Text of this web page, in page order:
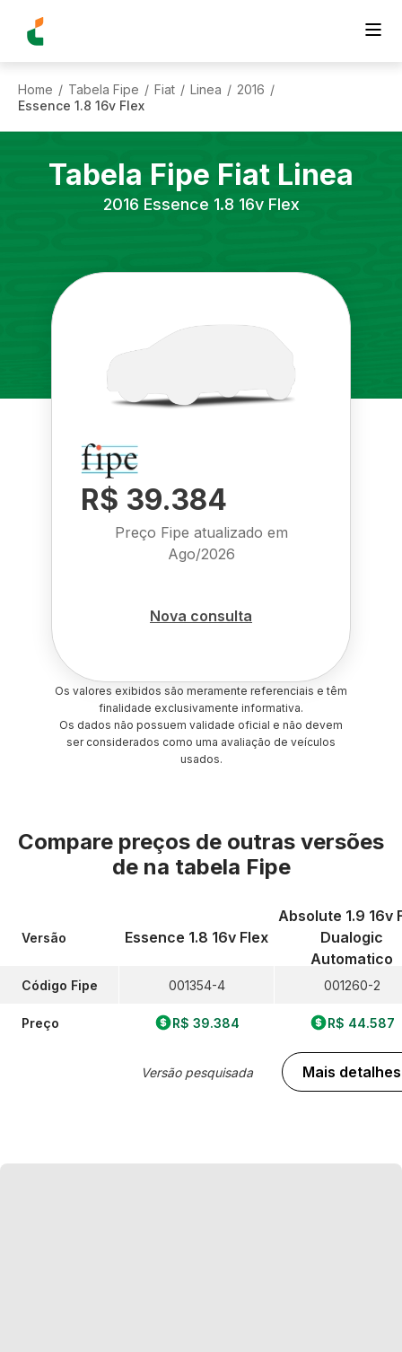
Home / Tabela Fipe / Fiat / Linea / 2016 /
Essence 1.8 16v Flex
Tabela Fipe Fiat Linea
2016 Essence 1.8 16v Flex
R$ 39.384
Preço Fipe atualizado em
Ago/2026
Nova consulta
Os valores exibidos são meramente referenciais e têm
finalidade exclusivamente informativa.
Os dados não possuem validade oficial e não devem
ser considerados como uma avaliação de veículos
usados.
Compare preços de outras versões
de na tabela Fipe
Versão
Código Fipe
Preço
Essence 1.8 16v Flex
001354-4
R$ 39.384
Versão pesquisada
Absolute 1.9 16v
Dualogic
Automatico
001260-2
R$ 44.587
Mais detalhes